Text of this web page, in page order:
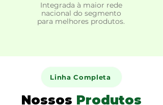
Integrada à maior rede
nacional do segmento
para melhores produtos.
Linha Completa
Nossos Produtos